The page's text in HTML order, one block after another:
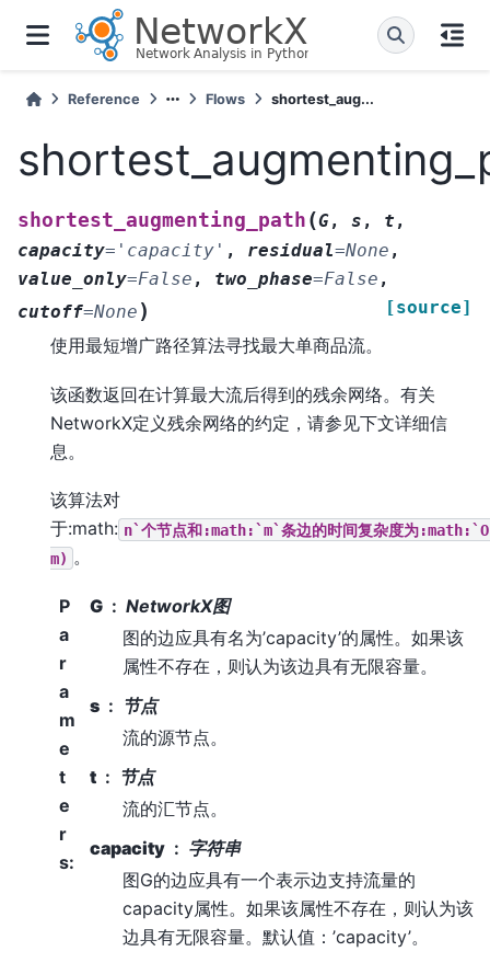
Reference Flows shortest_aug...
shortest_augmenting_path (G, s , t ,
capacity= 'capacity' , residual=None ,
value_only=False , two_phase=False ,
cutoff=None ) [source]
使用最短增广路径算法寻找最大单商品流。
该函数返回在计算最大流后得到的残余网络。有关
NetworkX定义残余网络的约定，请参见下文详细信
息。
该算法对
于:math: n`个节点和:math:`m`条边的时间复杂度为
m) 。
P
a
r
a
m
e
t
e
r
s:
G
NetworkX图
图的边应具有名为’capacity’的属性。如果该
属性不存在，则认为该边具有无限容量。
s
节点
流的源节点。
t
节点
流的汇节点。
capacity
字符串
图G的边应具有一个表示边支持流量的
capacity属性。如果该属性不存在，则认为该
边具有无限容量。默认值：’capacity’。